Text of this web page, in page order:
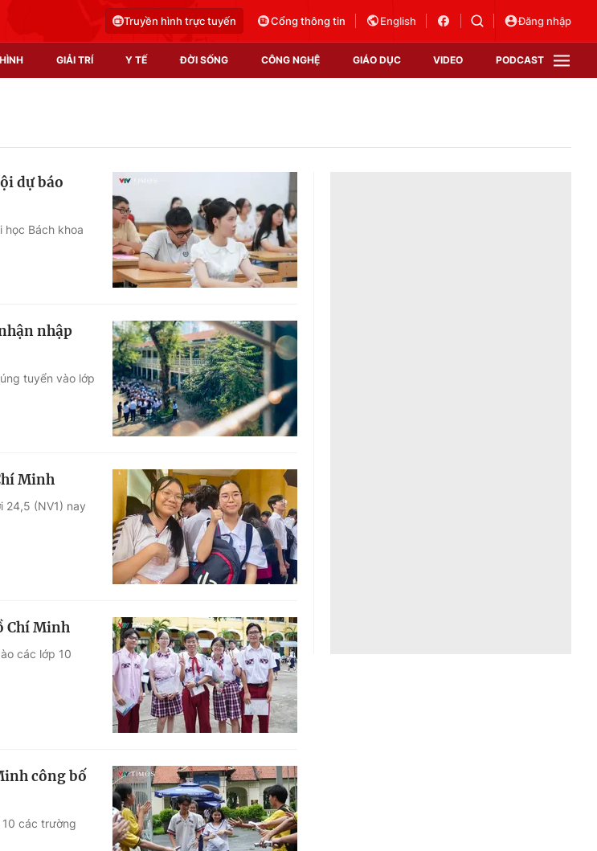
Truyền hình trực tuyến Cổng thông tin English Đăng nhập
GIẢI TRÍ Y TẾ ĐỜI SỐNG CÔNG NGHỆ GIÁO DỤC VIDEO PODCAST
Video
Shorts video
Podcast
EMagazine
Photo
Infographic
Góc ảnh
Công nghệ
Hitech Công nghệ tương lai
Sản phẩm
Thị trường
Tư vấn
VTV Sức khoẻ
dự báo
học Bách khoa
nhập
tuyển vào lớp
Minh
24,5 (NV1) nay
Chí Minh
các lớp 10
công bố
các trường